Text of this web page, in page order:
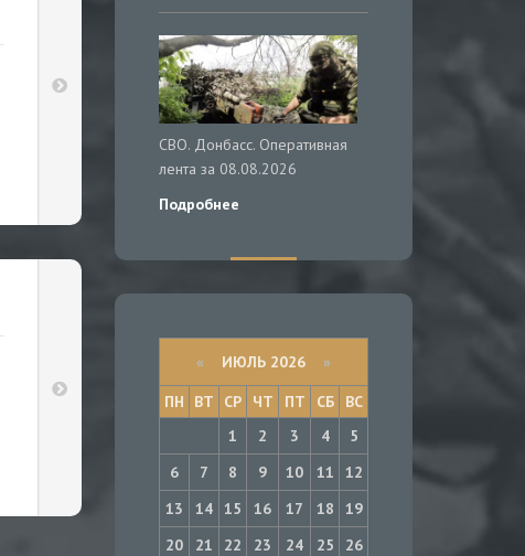
СВО. Донбасс. Оперативная
лента за 08.08.2026
Подробнее
« ИЮЛЬ 2026 »
ПН
ВТ СР ЧТ ПТ СБ
ВС
1
2 3 4
5
6
7 8 9 10 11
12
13
14 15 16 17 18
19
20
21 22 23 24 25
26